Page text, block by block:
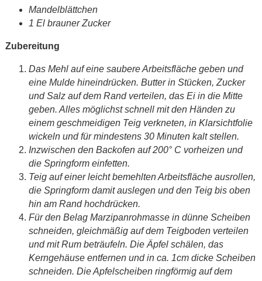
Mandelblättchen
1 El brauner Zucker
Zubereitung
Das Mehl auf eine saubere Arbeitsfläche geben und
eine Mulde hineindrücken. Butter in Stücken, Zucker
und Salz auf dem Rand verteilen, das Ei in die Mitte
geben. Alles möglichst schnell mit den Händen zu
einem geschmeidigen Teig verkneten, in Klarsichtfolie
wickeln und für mindestens 30 Minuten kalt stellen.
Inzwischen den Backofen auf 200° C vorheizen und
die Springform einfetten.
Teig auf einer leicht bemehlten Arbeitsfläche ausrollen,
die Springform damit auslegen und den Teig bis oben
hin am Rand hochdrücken.
Für den Belag Marzipanrohmasse in dünne Scheiben
schneiden, gleichmäßig auf dem Teigboden verteilen
und mit Rum beträufeln. Die Äpfel schälen, das
Kerngehäuse entfernen und in ca. 1cm dicke Scheiben
schneiden. Die Apfelscheiben ringförmig auf dem